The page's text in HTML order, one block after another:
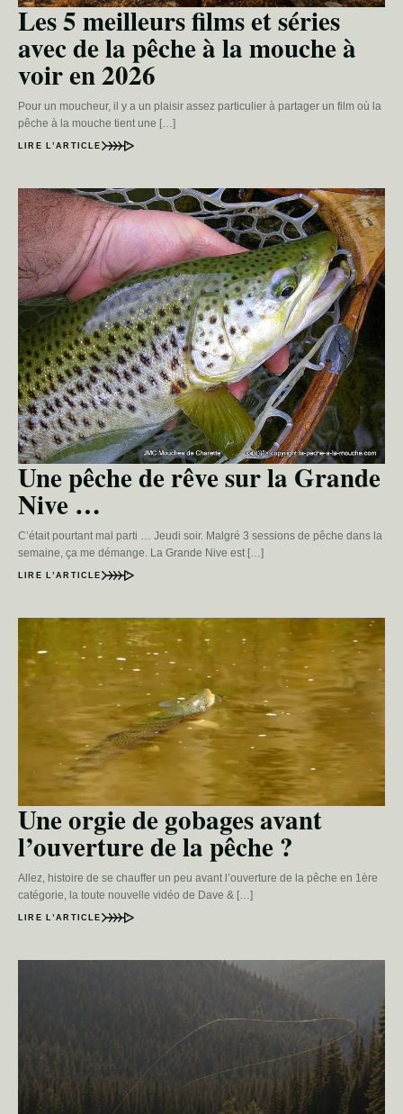
Les 5 meilleurs films et séries
avec de la pêche à la mouche à
voir en 2026
Pour un moucheur, il y a un plaisir assez particulier à partager un film où la
pêche à la mouche tient une […]
LIRE L’ARTICLE
Une pêche de rêve sur la Grande
Nive …
C’était pourtant mal parti … Jeudi soir. Malgré 3 sessions de pêche dans la
semaine, ça me démange. La Grande Nive est […]
LIRE L’ARTICLE
Une orgie de gobages avant
l’ouverture de la pêche ?
Allez, histoire de se chauffer un peu avant l’ouverture de la pêche en 1ère
catégorie, la toute nouvelle vidéo de Dave & […]
LIRE L’ARTICLE